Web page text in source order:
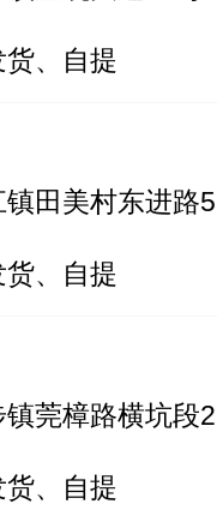
、自提
田美村东进路
、自提
莞樟路横坑段
、自提